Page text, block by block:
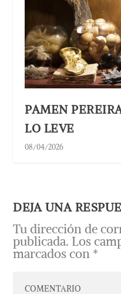
PAMEN
LO LEVE
08/04/2026
DEJA UNA
Tu dirección de
publicada. Los
marcados con *